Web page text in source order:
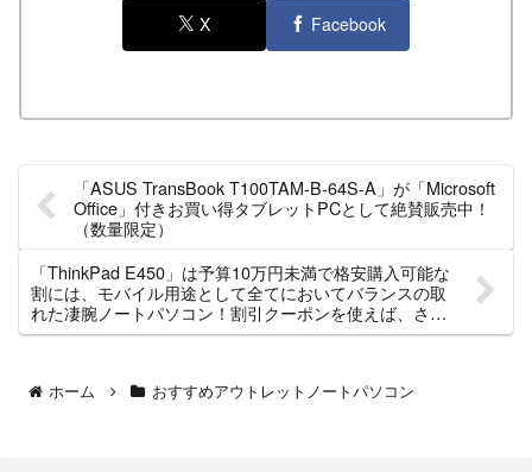
X Facebook
「ASUS TransBook T100TAM-B-64S-A」が「Microsoft
Office」付きお買い得タブレットPCとして絶賛販売中！
（数量限定）
「ThinkPad E450」は予算10万円未満で格安購入可能な
割には、モバイル用途として全てにおいてバランスの取
れた凄腕ノートパソコン！割引クーポンを使えば、さら
にお安く購入出来ますよ！
ホーム おすすめアウトレットノートパソコン